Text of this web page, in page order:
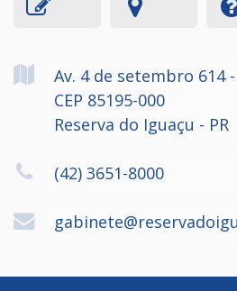
Av. 4 de setembro 614
CEP 85195-000
Reserva do Iguaçu - PR
(42) 3651-8000